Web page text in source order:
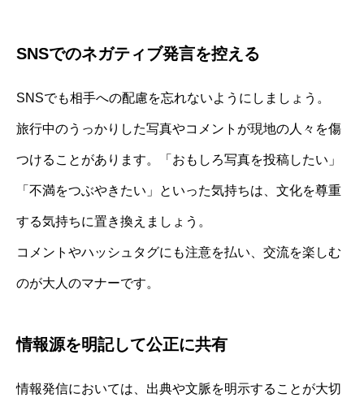
SNSでのネガティブ発言を控える
SNSでも相手への配慮を忘れないようにしましょう。
旅行中のうっかりした写真やコメントが現地の人々を傷
つけることがあります。「おもしろ写真を投稿したい」
「不満をつぶやきたい」といった気持ちは、文化を尊重
する気持ちに置き換えましょう。
コメントやハッシュタグにも注意を払い、交流を楽しむ
のが大人のマナーです。
情報源を明記して公正に共有
情報発信においては、出典や文脈を明示することが大切